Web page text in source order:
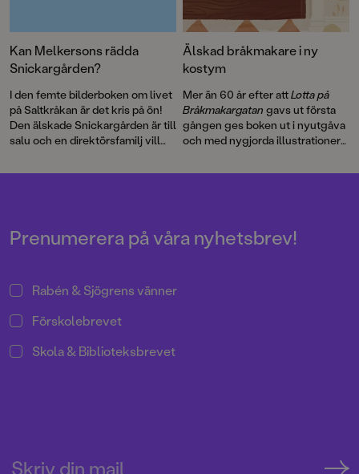
Kan Melkersons rädda
Snickargården?
I den femte bilderboken om livet
på Saltkråkan är det kris på ön!
Den älskade Snickargården är till
salu och en direktörsfamilj vill
bygga en bungalow …
berättelse.
Älskad bråkmakare i ny
kostym
Mer än 60 år efter attLotta på
Bråkmakargatan gavs ut första
gången ges boken ut i nyutgåva
och med nygjorda illustrationer
Prenumerera på våra nyhetsbrev!
Rabén & Sjögrens vänner
Förskolebrevet
Skola & Biblioteksbrevet